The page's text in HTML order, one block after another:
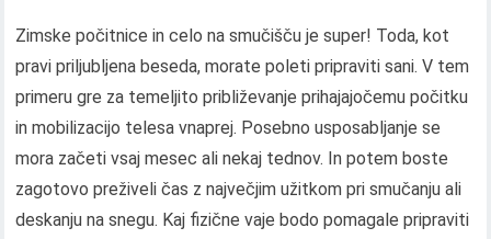
Zimske počitnice in celo na smučišču je super! Toda, kot
pravi priljubljena beseda, morate poleti pripraviti sani. V tem
primeru gre za temeljito približevanje prihajajočemu počitku
in mobilizacijo telesa vnaprej. Posebno usposabljanje se
mora začeti vsaj mesec ali nekaj tednov. In potem boste
zagotovo preživeli čas z največjim užitkom pri smučanju ali
deskanju na snegu. Kaj fizične vaje bodo pomagale pripraviti